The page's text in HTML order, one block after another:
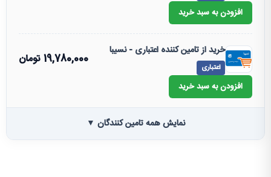
افزودن به سبد خرید
خرید از تامین کننده اعتباری - نسیبا
اعتباری
19,780,000تومان
افزودن به سبد خرید
نمایش همه تامین کنندگان ▼